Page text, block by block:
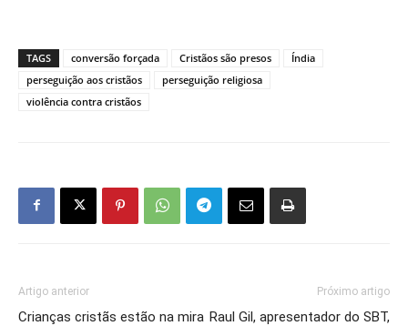
TAGS conversão forçada Cristãos são presos
Índia
perseguição aos cristãos
perseguição religiosa
violência contra cristãos
Artigo anterior
Crianças cristãs estão na mira
Próximo artigo
Raul Gil, apresentador do SBT,